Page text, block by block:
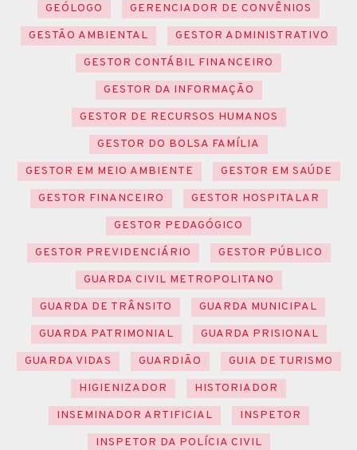
GEÓLOGO
GERENCIADOR DE CONVÊNIOS
GESTÃO AMBIENTAL
GESTOR ADMINISTRATIVO
GESTOR CONTÁBIL FINANCEIRO
GESTOR DA INFORMAÇÃO
GESTOR DE RECURSOS HUMANOS
GESTOR DO BOLSA FAMÍLIA
GESTOR EM MEIO AMBIENTE
GESTOR EM SAÚDE
GESTOR FINANCEIRO
GESTOR HOSPITALAR
GESTOR PEDAGÓGICO
GESTOR PREVIDENCIÁRIO
GESTOR PÚBLICO
GUARDA CIVIL METROPOLITANO
GUARDA DE TRÂNSITO
GUARDA MUNICIPAL
GUARDA PATRIMONIAL
GUARDA PRISIONAL
GUARDA VIDAS
GUARDIÃO
GUIA DE TURISMO
HIGIENIZADOR
HISTORIADOR
INSEMINADOR ARTIFICIAL
INSPETOR
INSPETOR DA POLÍCIA CIVIL